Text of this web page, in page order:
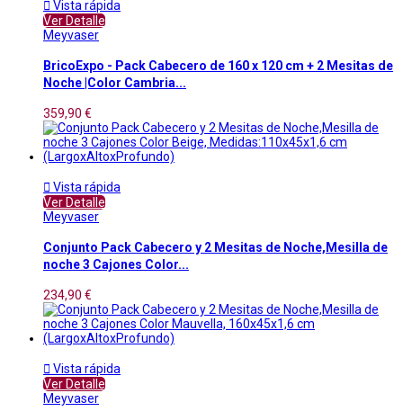
 Vista rápida
Ver Detalle
Meyvaser
BricoExpo - Pack Cabecero de 160 x 120 cm + 2 Mesitas de
Noche |Color Cambria...
359,90 €
 Vista rápida
Ver Detalle
Meyvaser
Conjunto Pack Cabecero y 2 Mesitas de Noche,Mesilla de
noche 3 Cajones Color...
234,90 €
 Vista rápida
Ver Detalle
Meyvaser